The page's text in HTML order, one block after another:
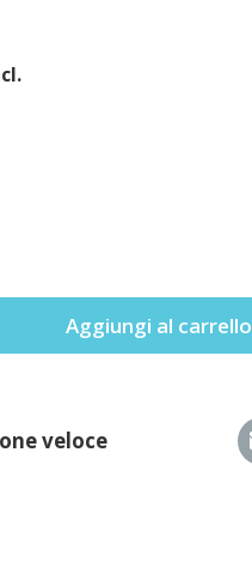
Aggiungi al carrello
veloce